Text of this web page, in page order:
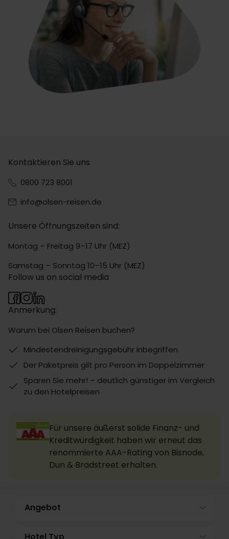
Kontaktieren Sie uns
0800 723 8001
info@olsen-reisen.de
Unsere Öffnungszeiten sind:
Montag – Freitag 9–17 Uhr (MEZ)
Samstag – Sonntag 10–15 Uhr (MEZ)
Anmerkung:
Warum bei Olsen Reisen buchen?
Mindestendreinigungsgebühr inbegriffen
Der Paketpreis gilt pro Person im Doppelzimmer
Sparen Sie mehr! – deutlich günstiger im Vergleich
zu den Hotelpreisen
Follow us on social media
Für unsere äußerst solide Finanz- und
Kreditwürdigkeit haben wir erneut das
renommierte AAA-Rating von Bisnode,
Dun & Bradstreet erhalten.
Angebot